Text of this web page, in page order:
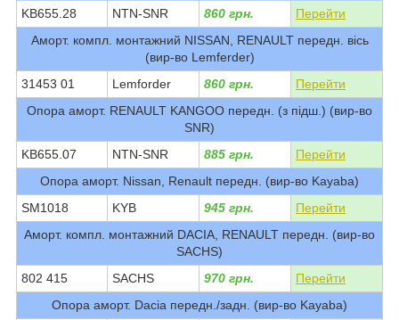
KB655.28
NTN-SNR 860 грн.
Перейти
Аморт. компл. монтажний NISSAN, RENAULT передн. вісь
(вир-во Lemferder)
31453 01
Lemforder 860 грн.
Перейти
Опора аморт. RENAULT KANGOO передн. (з підш.) (вир-во
SNR)
KB655.07
NTN-SNR 885 грн.
Перейти
Опора аморт. Nissan, Renault передн. (вир-во Kayaba)
SM1018
KYB 945 грн.
Перейти
Аморт. компл. монтажний DACIA, RENAULT передн. (вир-во
SACHS)
802 415
SACHS 970 грн.
Перейти
Опора аморт. Dacia передн./задн. (вир-во Kayaba)